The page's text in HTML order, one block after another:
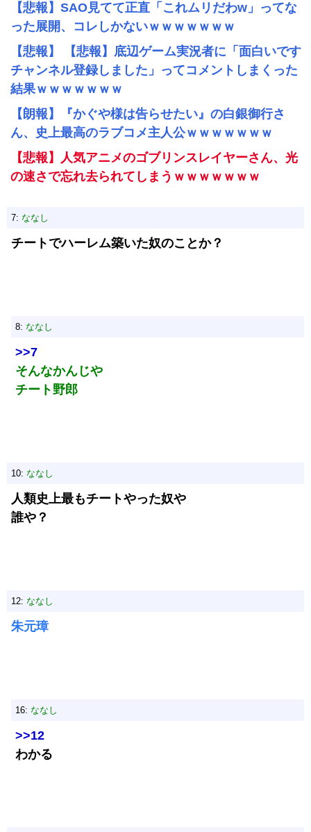
【悲報】SAO見てて正直「これムリだわw」ってな
った展開、コレしかないｗｗｗｗｗｗｗ
【悲報】 【悲報】底辺ゲーム実況者に「面白いです
チャンネル登録しました」ってコメントしまくった
結果ｗｗｗｗｗｗｗ
【朗報】『かぐや様は告らせたい』の白銀御行さ
ん、史上最高のラブコメ主人公ｗｗｗｗｗｗｗ
【悲報】人気アニメのゴブリンスレイヤーさん、光
の速さで忘れ去られてしまうｗｗｗｗｗｗｗ
7: ななし
チートでハーレム築いた奴のことか？
8: ななし
>>7
そんなかんじや
チート野郎
10: ななし
人類史上最もチートやった奴や
誰や？
12: ななし
朱元璋
16: ななし
>>12
わかる